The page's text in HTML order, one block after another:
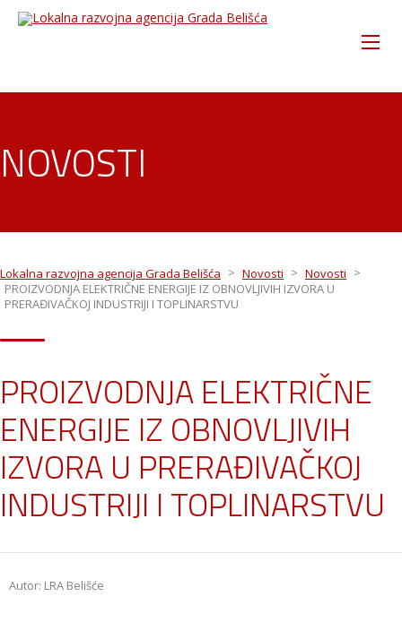
NOVOSTI
Lokalna razvojna agencija Grada Belišća > Novosti > Novosti >
PROIZVODNJA ELEKTRIČNE ENERGIJE IZ OBNOVLJIVIH IZVORA U
PRERAĐIVAČKOJ INDUSTRIJI I TOPLINARSTVU
PROIZVODNJA ELEKTRIČNE
ENERGIJE IZ OBNOVLJIVIH
IZVORA U PRERAĐIVAČKOJ
INDUSTRIJI I TOPLINARSTVU
Autor: LRA Belišće